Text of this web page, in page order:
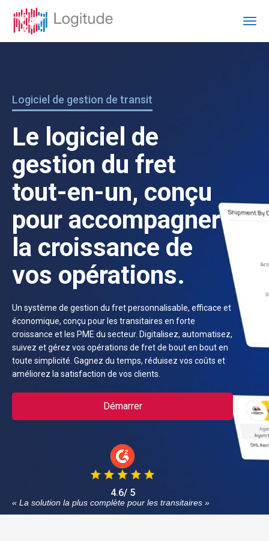
Logiciel de gestion de transit
Le logiciel de
gestion du fret
tout-en-un, conçu
pour accompagner
la croissance de
vos opérations.
Un système de gestion du fret personnalisable, efficace et
économique, conçu pour les transitaires en forte
croissance et les PME du secteur. Digitalisez, automatisez,
suivez et gérez vos opérations de fret de bout en bout en
toute simplicité. Gagnez du temps, réduisez vos coûts et
améliorez la satisfaction de vos clients.
Démarrer
4.6/ 5
« La solution la plus complète pour les transitaires »